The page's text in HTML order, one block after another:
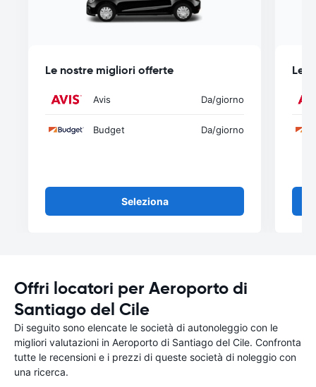
Le nostre migliori offerte
Avis Da/giorno
Budget Da/giorno
Seleziona
Le
Offri locatori per Aeroporto di
Santiago del Cile
Di seguito sono elencate le società di autonoleggio con le
migliori valutazioni in Aeroporto di Santiago del Cile. Confronta
tutte le recensioni e i prezzi di queste società di noleggio con
una ricerca.